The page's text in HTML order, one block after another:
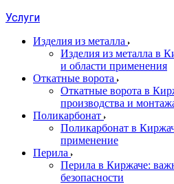
Услуги
Изделия из металла
Изделия из металла в
и области применения
Откатные ворота
Откатные ворота в
производства и
Поликарбонат
Поликарбонат в
применение
Перила
Перила в Киржаче:
безопасности